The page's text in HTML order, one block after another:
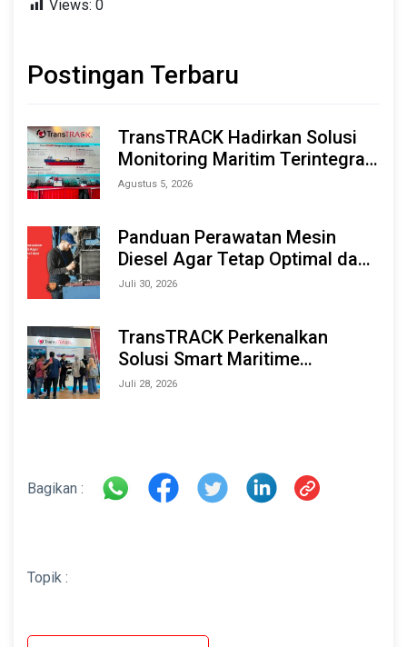
Views: 0
Postingan Terbaru
TransTRACK Hadirkan Solusi
Monitoring Maritim Terintegrasi
Berbasis AI & IoT di Indonesia
Agustus 5, 2026
Panduan Perawatan Mesin
Diesel Agar Tetap Optimal dan
Tahan Lama
Juli 30, 2026
TransTRACK Perkenalkan
Solusi Smart Maritime
Monitoring Berbasis AI dan IoT
Juli 28, 2026
Bagikan :
Topik :